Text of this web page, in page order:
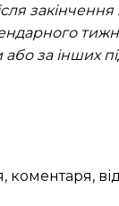
за інших
коментаря,